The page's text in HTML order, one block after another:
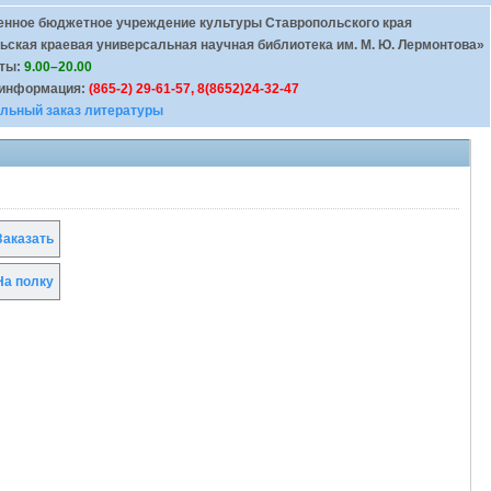
бюджетное учреждение культуры Ставропольского края
краевая универсальная научная библиотека им. М. Ю. Лермонтова»
9.00–20.00
(865-2) 29-61-57, 8(8652)24-32-47
заказ литературы
полку